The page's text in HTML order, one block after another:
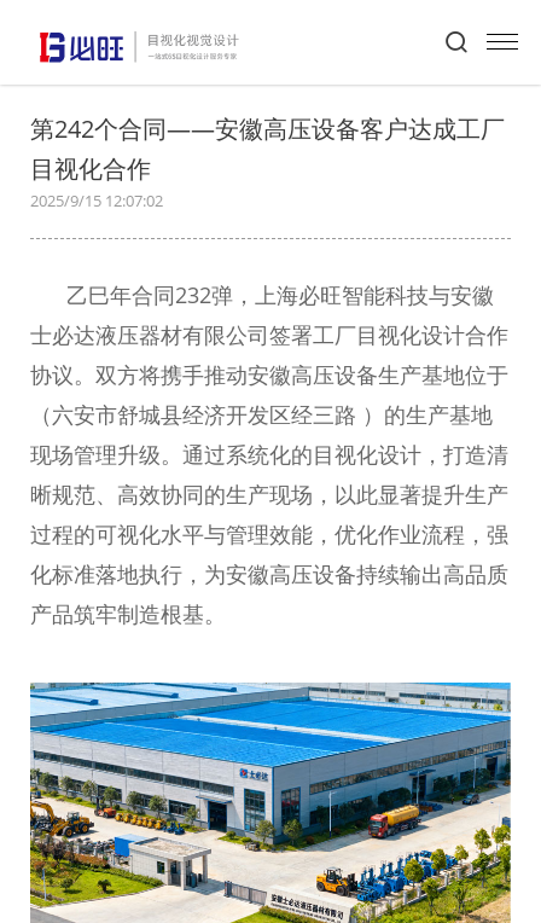
首页 > 必旺动态 > 新闻详情
第242个合同——安徽高压设备客户达成工厂
目视化合作
2025/9/15 12:07:02
乙巳年合同232弹，上海必旺智能科技与安徽
士必达液压器材有限公司签署工厂目视化设计合作
协议。双方将携手推动安徽高压设备生产基地位于
（六安市舒城县经济开发区经三路 ）的生产基地
现场管理升级。通过系统化的目视化设计，打造清
晰规范、高效协同的生产现场，以此显著提升生产
过程的可视化水平与管理效能，优化作业流程，强
化标准落地执行，为安徽高压设备持续输出高品质
产品筑牢制造根基。